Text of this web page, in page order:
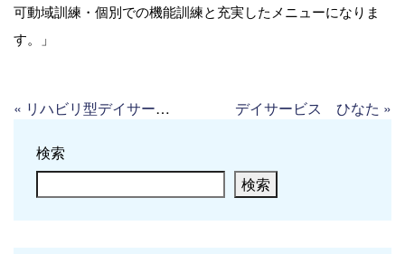
可動域訓練・個別での機能訓練と充実したメニューになりま
す。」
« リハビリ型デイサービス ケアセンターcarenかれん デイサービス ひなた »
検索
検索